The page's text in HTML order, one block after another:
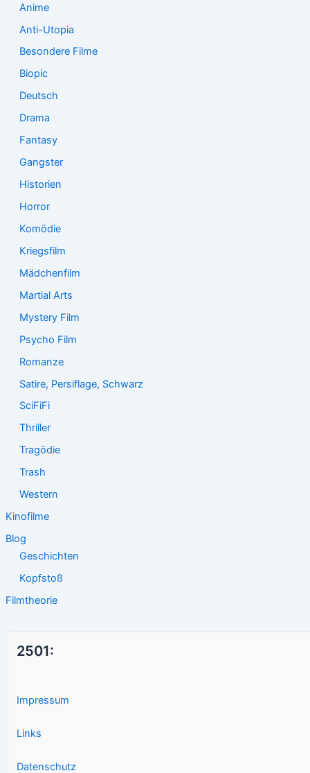
Anime
Anti-Utopia
Besondere Filme
Biopic
Deutsch
Drama
Fantasy
Gangster
Historien
Horror
Komödie
Kriegsfilm
Mädchenfilm
Martial Arts
Mystery Film
Psycho Film
Romanze
Satire, Persiflage, Schwarz
SciFiFi
Thriller
Tragödie
Trash
Western
Kinofilme
Blog
Geschichten
Kopfstoß
Filmtheorie
2501:
Impressum
Links
Datenschutz